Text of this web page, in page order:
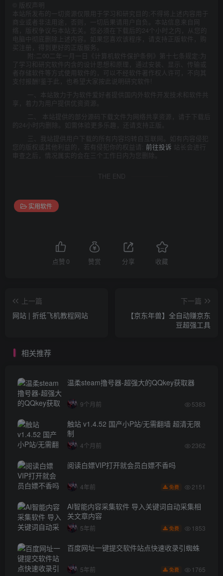
版权声明
本站所发布的一切资源仅限用于学习和研究目的;不得将上述内容用于
商业或者非法用途，否则，一切后果请用户自负。本站信息来自网
络，版权争议与本站无关。您必须在下载后的24个小时之内，从您的
电脑中彻底删除上述内容。如果您喜欢该程序，请支持正版软件，购
买注册，得到更好的正版服务。
附:二00二年一月一日《计算机软件保护条例》第十七条规定:为
了学习和研究软件内含的设计思想和原理，通过安装、显示、传输或
者存储软件等方式使用软件的，可以不经软件著作权人许可，不向其
支付报酬!鉴于此，也希望大家按此说明研究软件!
一、本站致力于为软件爱好者提供国内外软件开发技术和软件共
享，着力为用户提供优资资源。
二、 本站提供的部分源码下载文件为网络共享资源，请于下载后
的24小时内删除。如需体验更多乐趣，还请支持正版。
三、我站提供用户下载的所有内容均转自互联网。如有内容侵犯
您的版权或其他利益的，若有侵犯你的权益请: 前往投诉 站长会进行
审查之后，情况属实的会在三个工作日内为您删除。
THE END
实用软件
点赞 0 赞赏 分享 收藏
上一篇
网站 | 折纸飞机教程网站
下一篇
【京东年兽】全自动赚京东
豆超强工具
相关推荐
温柔steam撸号器-超强大的QQkey获取器
9个月前 5383
触站 v1.4.52 国产小P站/无需翻墙 超清无限
制
4个月前 2362
阅读白嫖VIP打开就会员白嫖不香吗
4年前 免费 2151
AI智能内容采集软件 导入关键词自动采集相
关文章内容
5年前 免费 1853
百度网址一键提交软件站点快速收录引蜘蛛
5年前 免费 1765